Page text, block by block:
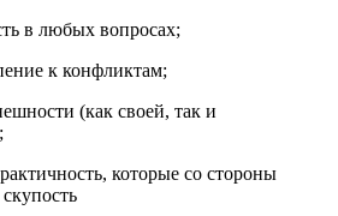
в любых вопросах;
к конфликтам;
(как своей, так и
которые со стороны